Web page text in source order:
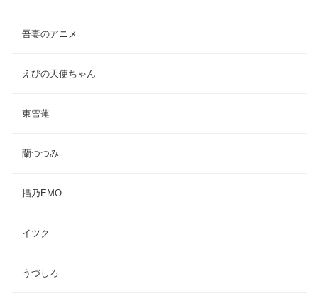
吾妻のアニメ
えびの天使ちゃん
東雪蓮
蘭つつみ
描乃EMO
イツク
うづしろ